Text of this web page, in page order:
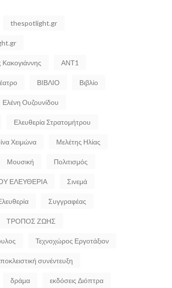
thespotlight.gr
ΑΝΤ1
ΒΙΒΛΙΟ Βιβλίο
Ελένη Ουζουνίδου
Ελευθερία Στρατομήτρου
Χειμώνα Μελέτης Ηλίας
Μουσική Πολιτισμός
ΕΛΕΥΘΕΡΙΑ Σινεμά
Συγγραφέας
ΤΡΟΠΟΣ ΖΩΗΣ
Τεχνοχώρος Εργοτάξιον
συνέντευξη
δράμα εκδόσεις Διόπτρα